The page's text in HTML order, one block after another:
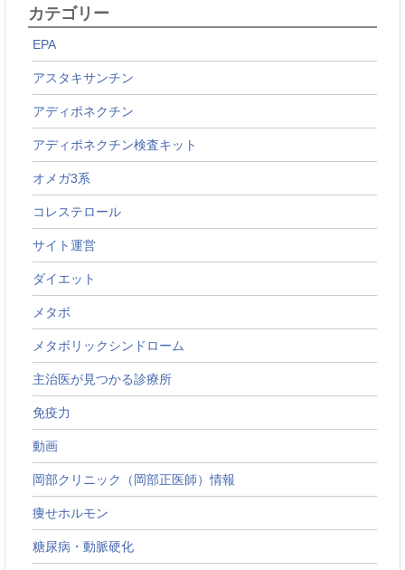
カテゴリー
EPA
アスタキサンチン
アディポネクチン
アディポネクチン検査キット
オメガ3系
コレステロール
サイト運営
ダイエット
メタボ
メタボリックシンドローム
主治医が見つかる診療所
免疫力
動画
岡部クリニック（岡部正医師）情報
痩せホルモン
糖尿病・動脈硬化